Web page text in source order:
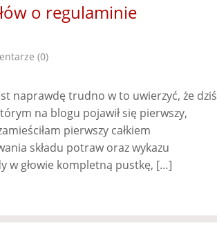
o regulaminie
(0)
naprawdę trudno w to uwierzyć, że dziś
na blogu pojawił się pierwszy,
pierwszy całkiem
składu potraw oraz wykazu
w głowie kompletną pustkę, […]